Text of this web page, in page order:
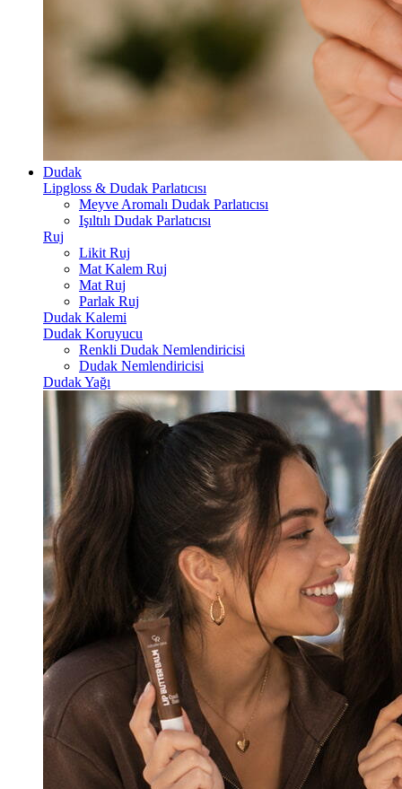
Dudak
Lipgloss & Dudak Parlatıcısı
Meyve Aromalı Dudak Parlatıcısı
Işıltılı Dudak Parlatıcısı
Ruj
Likit Ruj
Mat Kalem Ruj
Mat Ruj
Parlak Ruj
Dudak Kalemi
Dudak Koruyucu
Renkli Dudak Nemlendiricisi
Dudak Nemlendiricisi
Dudak Yağı